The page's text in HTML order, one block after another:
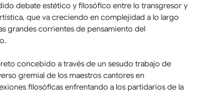
debate estético y filosófico entre lo transgresor y
que va creciendo en complejidad a lo largo
grandes corrientes de pensamiento del
concebido a través de un sesudo trabajo de
gremial de los maestros cantores en
filosóficas enfrentando a los partidarios de la